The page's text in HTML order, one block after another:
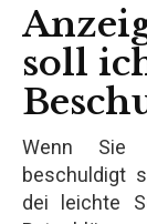
soll
Wenn Sie
beschuldigt
dei leichte